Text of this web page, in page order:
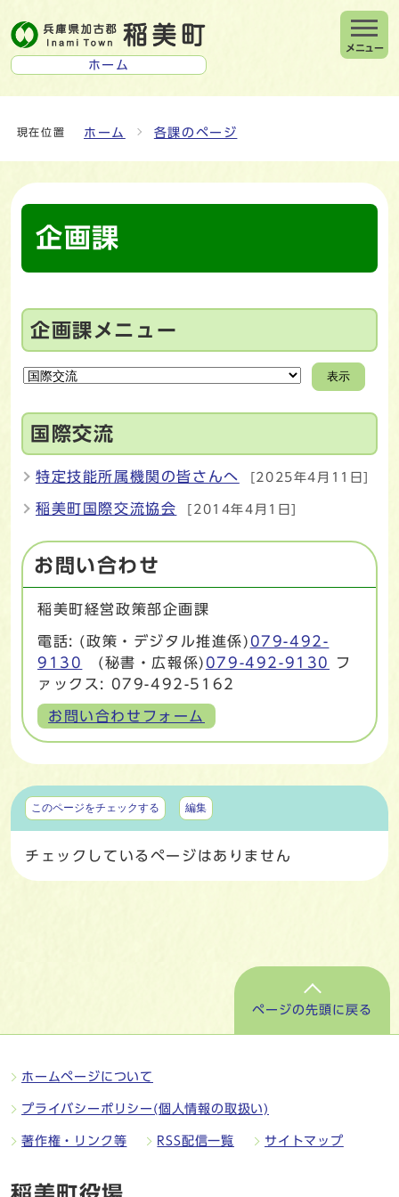
ホーム
メニュー
現在位置 ホーム 各課のページ
企画課
企画課メニュー
表示
国際交流
特定技能所属機関の皆さんへ [2025年4月11日]
稲美町国際交流協会 [2014年4月1日]
お問い合わせ
稲美町経営政策部企画課
電話: (政策・デジタル推進係) 079-492-
9130
(秘書・広報係) 079-492-9130
フ
ァックス: 079-492-5162
お問い合わせフォーム
マイページ
このページをチェックする 編集
チェックしているページはありません
ページの先頭に戻る
ホームページについて
プライバシーポリシー(個人情報の取扱い)
著作権・リンク等 RSS配信一覧 サイトマップ